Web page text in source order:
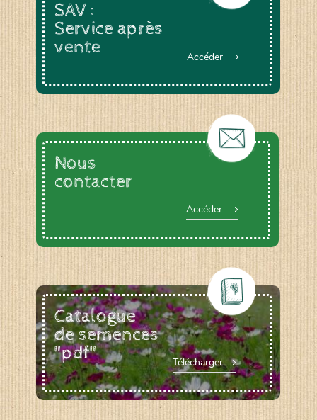
SAV :
Service après
vente
Accéder
Nous
contacter
Accéder
Catalogue
de semences
"pdf"
Télécharger